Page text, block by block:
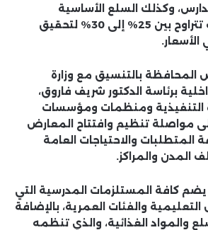
وكذلك السلع الأساسية
المتنوعة بخصومات تتراوح بين 25% إلى 30% لتحقيق
الأسعار.
المحافظة بالتنسيق مع وزارة
برئاسة الدكتور شريف فاروق،
التنفيذية ومنظمات ومؤسسات
مواصلة تنظيم وافتتاح المعارض
المتطلبات والاحتياجات العامة
المدن والمراكز.
كافة المستلزمات المدرسية التي
والفئات العمرية، بالإضافة
والمواد الغذائية، والذي تنظمه